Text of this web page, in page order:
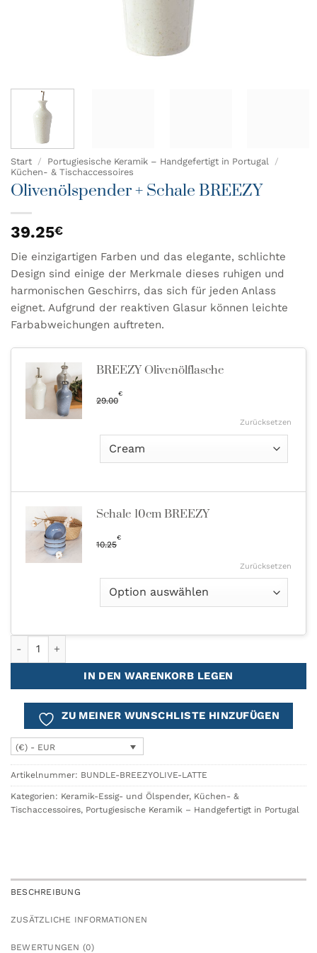
Start / Portugiesische Keramik – Handgefertigt in Portugal
/
Küchen- & Tischaccessoires
Olivenölspender + Schale BREEZY
39.25€
Die einzigartigen Farben und das elegante, schlichte
Design sind einige der Merkmale dieses ruhigen und
harmonischen Geschirrs, das sich für jeden Anlass
eignet. Aufgrund der reaktiven Glasur können leichte
Farbabweichungen auftreten.
BREEZY Olivenölflasche
29.00
€
Zurücksetzen
Schale 10cm BREEZY
10.25
€
Zurücksetzen
IN DEN WARENKORB LEGEN
ZU MEINER WUNSCHLISTE HINZUFÜGEN
(€) - EUR
Artikelnummer: BUNDLE-BREEZYOLIVE-LATTE
Kategorien: Keramik-Essig- und Ölspender, Küchen- &
Tischaccessoires, Portugiesische Keramik – Handgefertigt in Portugal
BESCHREIBUNG
ZUSÄTZLICHE INFORMATIONEN
BEWERTUNGEN (0)